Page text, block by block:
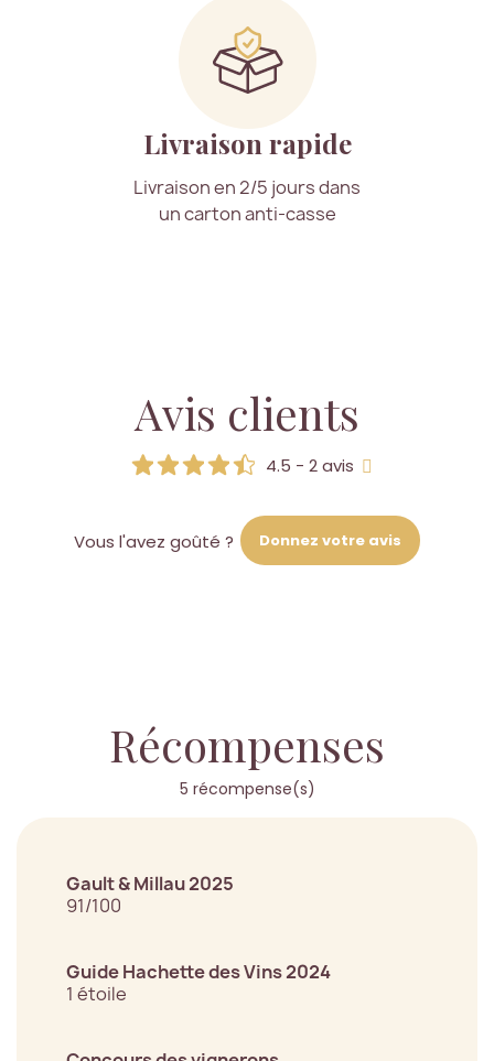
Livraison rapide
Livraison en 2/5 jours dans
un carton anti-casse
Avis clients
4.5 - 2 avis
Vous l'avez goûté ? Donnez votre avis
Récompenses
5 récompense(s)
Gault & Millau 2025
91/100
Guide Hachette des Vins 2024
1 étoile